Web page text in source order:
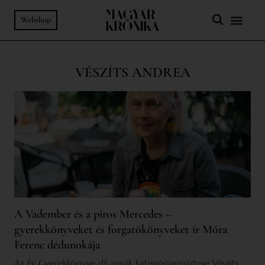
Webshop
VÉSZÍTS ANDREA
A Vadember és a piros Mercedes –
gyerekkönyveket és forgatókönyveket ír Móra
Ferenc dédunokája